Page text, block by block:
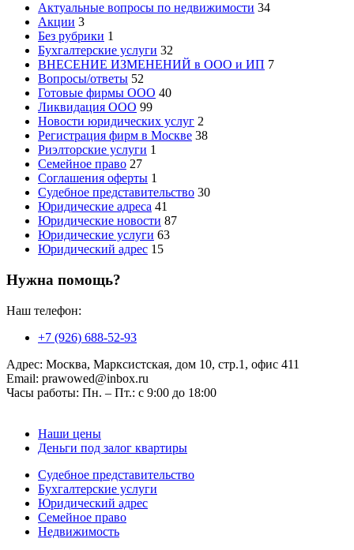
Актуальные вопросы по недвижимости 34
Акции 3
Без рубрики 1
Бухгалтерские услуги 32
ВНЕСЕНИЕ ИЗМЕНЕНИЙ в ООО и ИП 7
Вопросы/ответы 52
Готовые фирмы ООО 40
Ликвидация ООО 99
Новости юридических услуг 2
Регистрация фирм в Москве 38
Риэлторские услуги 1
Семейное право 27
Соглашения оферты 1
Судебное представительство 30
Юридические адреса 41
Юридические новости 87
Юридические услуги 63
Юридический адрес 15
Нужна помощь?
Наш телефон:
+7 (926) 688-52-93
Адрес: Москва, Марксистская, дом 10, стр.1, офис 411
Email: prawowed@inbox.ru
Часы работы: Пн. – Пт.: с 9:00 до 18:00
Наши цены
Деньги под залог квартиры
Судебное представительство
Бухгалтерские услуги
Юридический адрес
Семейное право
Недвижимость